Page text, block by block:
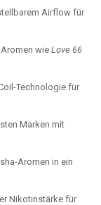
Airflow für
wie Love 66
Technologie für
Marken mit
Aromen in ein
Nikotinstärke für